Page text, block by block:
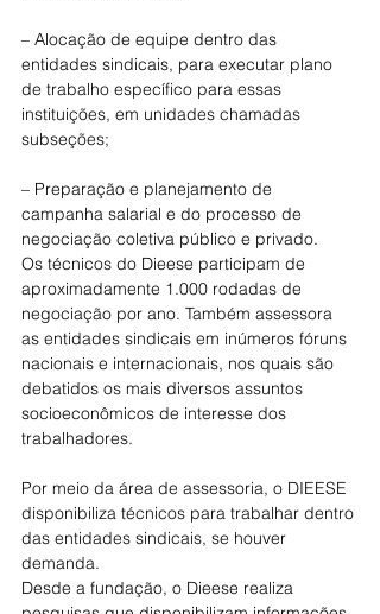
– Alocação de equipe dentro das
entidades sindicais, para executar plano
de trabalho específico para essas
instituições, em unidades chamadas
subseções;
– Preparação e planejamento de
campanha salarial e do processo de
negociação coletiva público e privado.
Os técnicos do Dieese participam de
aproximadamente 1.000 rodadas de
negociação por ano. Também assessora
as entidades sindicais em inúmeros fóruns
nacionais e internacionais, nos quais são
debatidos os mais diversos assuntos
socioeconômicos de interesse dos
trabalhadores.
Por meio da área de assessoria, o DIEESE
disponibiliza técnicos para trabalhar dentro
das entidades sindicais, se houver
demanda.
Desde a fundação, o Dieese realiza